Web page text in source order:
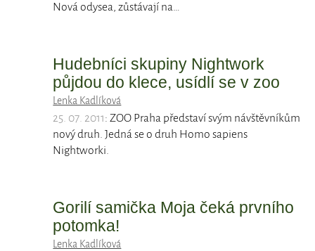
Nová odysea, zůstávají na…
Hudebníci skupiny Nightwork
půjdou do klece, usídlí se v zoo
Lenka Kadlíková
25. 07. 2011: ZOO Praha představí svým návštěvníkům
nový druh. Jedná se o druh Homo sapiens
Nightworki.
Gorilí samička Moja čeká prvního
potomka!
Lenka Kadlíková